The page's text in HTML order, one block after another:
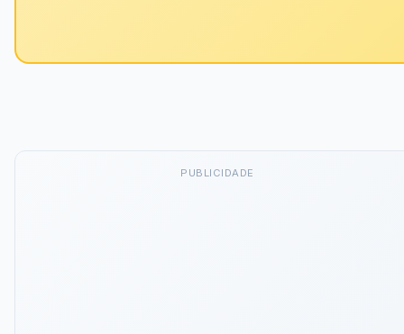
PUBLICIDADE